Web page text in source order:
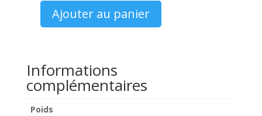
quantité
307
SW
2002
Ajouter au panier
Informations
complémentaires
Poids